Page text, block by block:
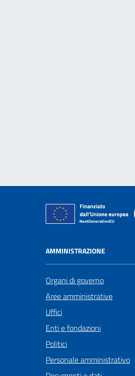
AMMINISTRAZIONE
Organi di governo
Aree amministrative
Uffici
Enti e fondazioni
Politici
Personale amministrativo